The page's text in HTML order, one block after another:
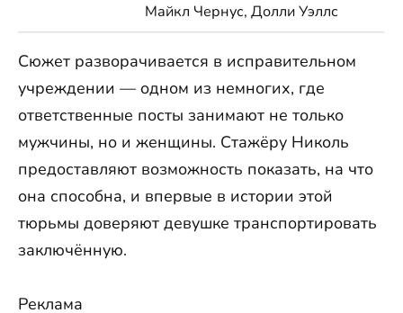
Майкл Чернус, Долли Уэллс
Сюжет разворачивается в исправительном
учреждении — одном из немногих, где
ответственные посты занимают не только
мужчины, но и женщины. Стажёру Николь
предоставляют возможность показать, на что
она способна, и впервые в истории этой
тюрьмы доверяют девушке транспортировать
заключённую.
Реклама